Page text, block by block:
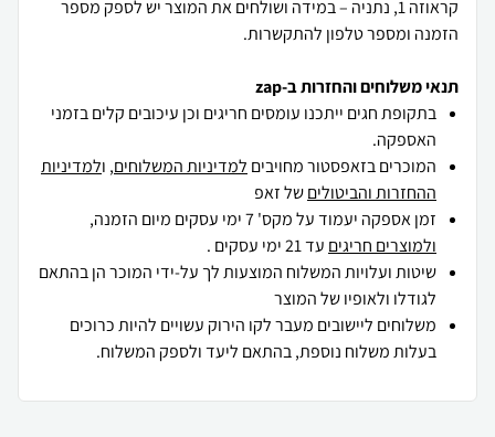
קראוזה 1, נתניה – במידה ושולחים את המוצר יש לספק מספר
הזמנה ומספר טלפון להתקשרות.
תנאי משלוחים והחזרות ב-zap
בתקופת חגים ייתכנו עומסים חריגים וכן עיכובים קלים בזמני
האספקה.
המוכרים בזאפסטור מחויבים למדיניות המשלוחים, ולמדיניות
ההחזרות והביטוליםשל זאפ
זמן אספקה יעמוד על מקס' 7 ימי עסקים מיום הזמנה,
ולמוצרים חריגים עד 21 ימי עסקים .
שיטות ועלויות המשלוח המוצעות לך על-ידי המוכר הן בהתאם
לגודלו ולאופיו של המוצר
משלוחים ליישובים מעבר לקו הירוק עשויים להיות כרוכים
בעלות משלוח נוספת, בהתאם ליעד ולספק המשלוח.